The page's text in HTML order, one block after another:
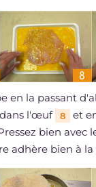
en la passant
dans l'œuf 8
et
bien avec
adhère bien à la